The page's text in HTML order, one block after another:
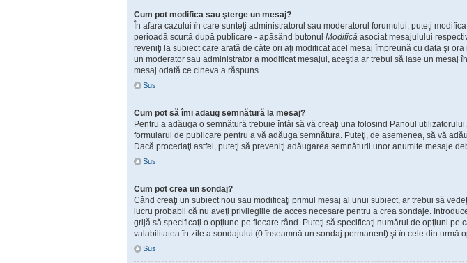
Cum pot modifica sau şterge un mesaj?
În afara cazului în care sunteţi administratorul sau moderatorul forumului, puteţi
perioadă scurtă după publicare - apăsând butonul Modifică asociat mesajulului
reveniţi la subiect care arată de câte ori aţi modificat acel mesaj împreună cu data şi
un moderator sau administrator a modificat mesajul, aceştia ar trebui să lase un
mesaj odată ce cineva a răspuns.
Sus
Cum pot să îmi adaug semnătură la mesaj?
Pentru a adăuga o semnătură trebuie întâi să vă creaţi una folosind Panoul
formularul de publicare pentru a vă adăuga semnătura. Puteţi, de asemenea, să vă
Dacă procedaţi astfel, puteţi să preveniţi adăugarea semnăturii unor anumite mesaje
Sus
Cum pot crea un sondaj?
Când creaţi un subiect nou sau modificaţi primul mesaj al unui subiect, ar trebui să
lucru probabil că nu aveţi privilegiile de acces necesare pentru a crea sondaje.
grijă să specificaţi o opţiune pe fiecare rând. Puteţi să specificaţi numărul de opţiuni pe
valabilitatea în zile a sondajului (0 înseamnă un sondaj permanent) şi în cele din urmă
Sus